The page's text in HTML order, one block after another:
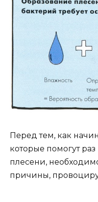
Перед тем, как
которые помогут
плесени,
причины,